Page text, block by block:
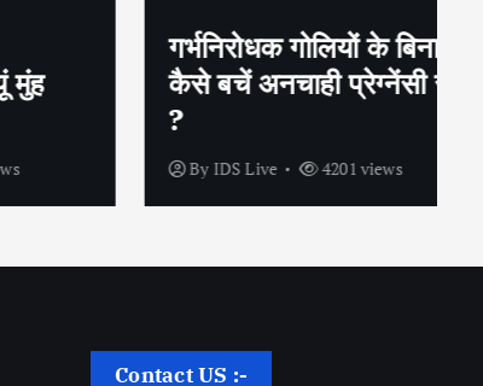
गर्भनिरोधक गोलियों के बिना भी
कैसे बचें अनचाही प्रेग्नेंसी से
IDS Live 4201 views
Contact US :-